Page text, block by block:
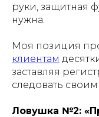
руки, защитная
нужна.
Моя позиция
клиентам
заставляя
следовать
Ловушка №2: